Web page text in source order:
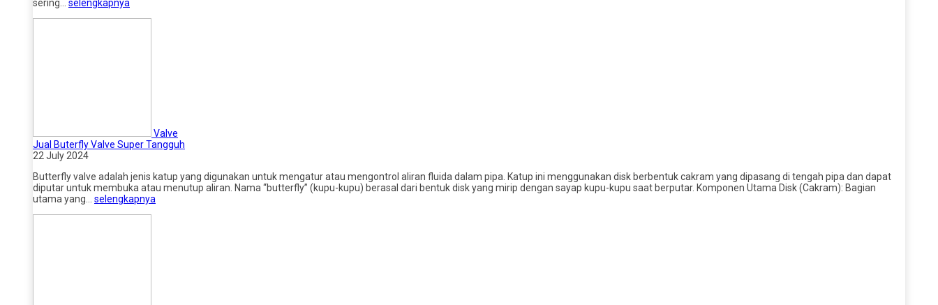
sering… selengkapnya
Valve
Jual Buterfly Valve Super Tangguh
22 July 2024
Butterfly valve adalah jenis katup yang digunakan untuk mengatur atau mengontrol aliran fluida dalam pipa. Katup ini menggunakan disk berbentuk cakram yang dipasang di tengah pipa dan dapat
diputar untuk membuka atau menutup aliran. Nama “butterfly” (kupu-kupu) berasal dari bentuk disk yang mirip dengan sayap kupu-kupu saat berputar. Komponen Utama Disk (Cakram): Bagian
utama yang… selengkapnya